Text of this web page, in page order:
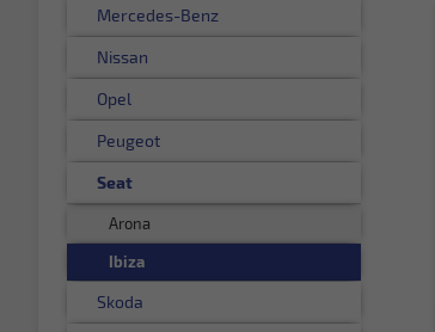
Mercedes-Benz
Nissan
Opel
Peugeot
Seat
Arona
Ibiza
Skoda